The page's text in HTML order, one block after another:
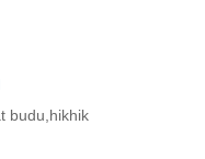
budu,hikhik